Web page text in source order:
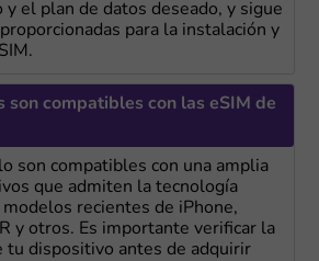
y el plan de datos deseado, y sigue
para la instalación y
son compatibles con las eSIM de
son compatibles con una amplia
que admiten la tecnología
recientes de iPhone,
y otros. Es importante verificar la
tu dispositivo antes de adquirir